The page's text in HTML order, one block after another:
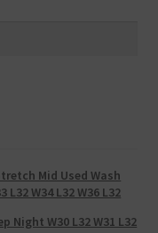
Mid Used Wash
L32 W34 L32 W36 L32
Night W30 L32 W31 L32